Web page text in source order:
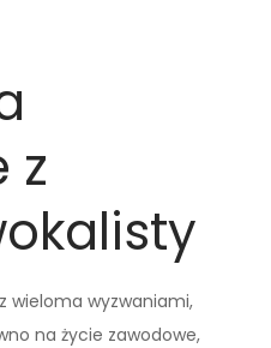
z
wieloma wyzwaniami,
na życie zawodowe,